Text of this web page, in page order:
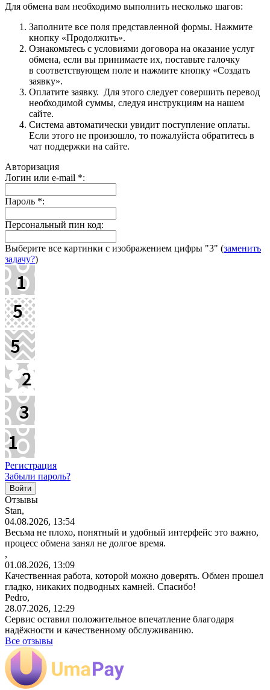
Для обмена вам необходимо выполнить несколько шагов:
Заполните все поля представленной формы. Нажмите
кнопку «Продолжить».
Ознакомьтесь с условиями договора на оказание услуг
обмена, если вы принимаете их, поставьте галочку
в соответствующем поле и нажмите кнопку «Создать
заявку».
Оплатите заявку. Для этого следует совершить перевод
необходимой суммы, следуя инструкциям на нашем
сайте.
Система автоматически увидит поступление оплаты.
Если этого не произошло, то пожалуйста обратитесь в
чат поддержки на сайте.
Авторизация
Логин или e-mail *:
Пароль *:
Персональный пин код:
Выберите все картинки с изображением цифры "3" (заменить
задачу?)
Регистрация
Забыли пароль?
Отзывы
Stan,
04.08.2026, 13:54
Весьма не плохо, понятный и удобный интерфейс это важно,
процесс обмена занял не долгое время.
,
01.08.2026, 13:09
Качественная работа, которой можно доверять. Обмен прошел
гладко, никаких подводных камней. Спасибо!
Pedro,
28.07.2026, 12:29
Сервис оставил положительное впечатление благодаря
надёжности и качественному обслуживанию.
Все отзывы